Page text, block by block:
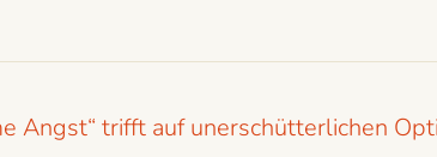
Angst“ trifft auf unerschütterlichen